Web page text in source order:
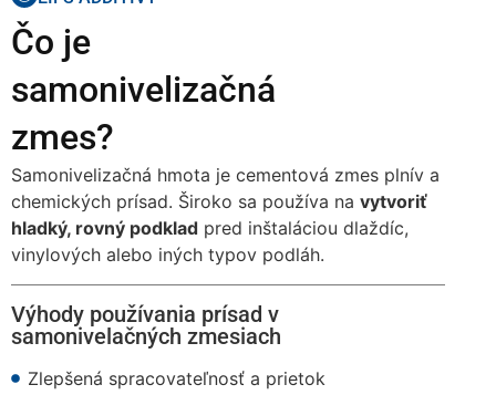
Čo je
samonivelizačná
zmes?
Samonivelizačná hmota je cementová zmes plnív a
chemických prísad. Široko sa používa na vytvoriť
hladký, rovný podklad pred inštaláciou dlaždíc,
vinylových alebo iných typov podláh.
Výhody používania prísad v
samonivelačných zmesiach
Zlepšená spracovateľnosť a prietok